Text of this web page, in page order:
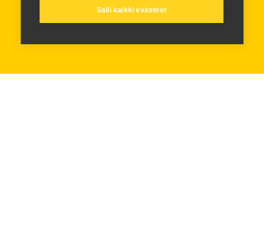
Salli kaikki evästeet